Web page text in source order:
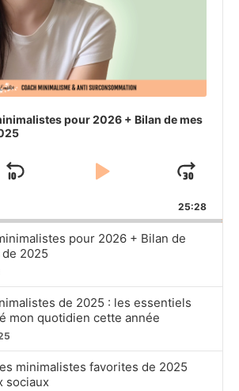
pour 2026 + Bilan de mes
SKIP
PLAY
PAUSE25:28
pour 2026 + Bilan de
2025
de 2025 : les essentiels
mon quotidien cette année
minimalistes favorites de 2025
sociaux